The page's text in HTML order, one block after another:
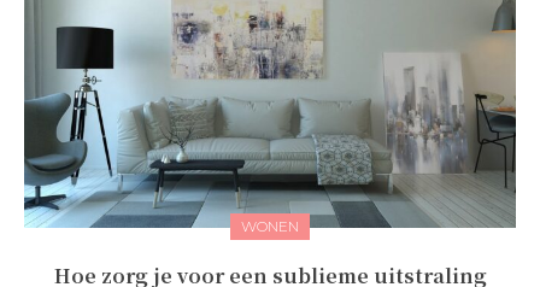
WONEN
Hoe zorg je voor een sublieme uitstraling